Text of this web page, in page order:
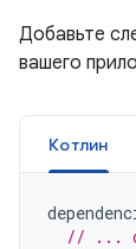
Добавьте
вашего
Котлин
// ...